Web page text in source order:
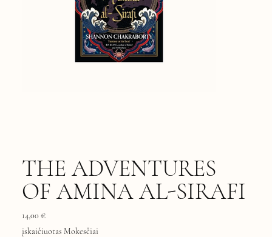
THE ADVENTURES
OF AMINA AL-SIRAFI
14,00 €
įskaičiuotas Mokesčiai